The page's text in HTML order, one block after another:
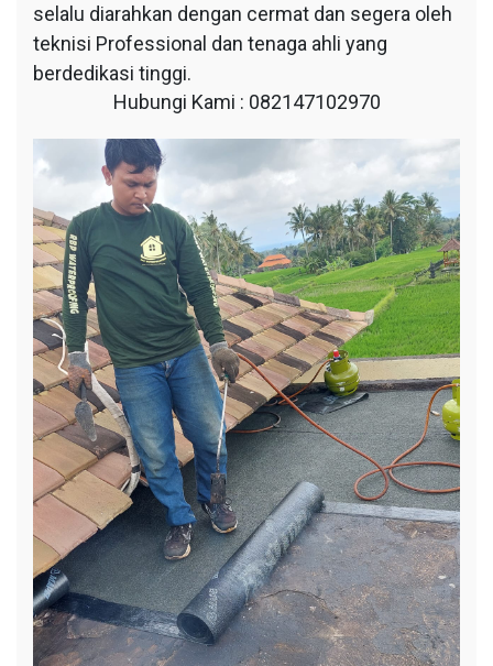
selalu diarahkan dengan cermat dan segera oleh
teknisi Professional dan tenaga ahli yang
berdedikasi tinggi.
Hubungi Kami : 082147102970